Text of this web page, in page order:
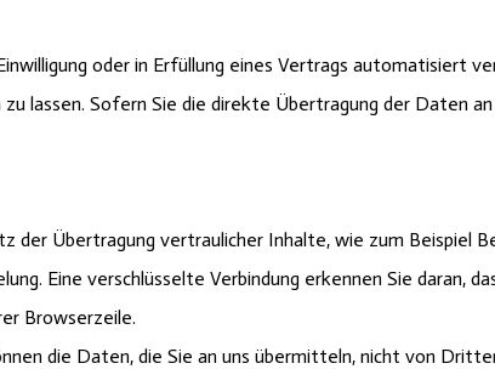
oder in Erfüllung eines Vertrags automatisiert
lassen. Sofern Sie die direkte Übertragung der Daten
der Übertragung vertraulicher Inhalte, wie zum Beispiel
Eine verschlüsselte Verbindung erkennen Sie daran,
Browserzeile.
die Daten, die Sie an uns übermitteln, nicht von